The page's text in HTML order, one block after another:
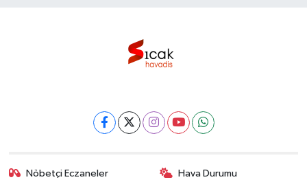
Nöbetçi Eczaneler Hava Durumu